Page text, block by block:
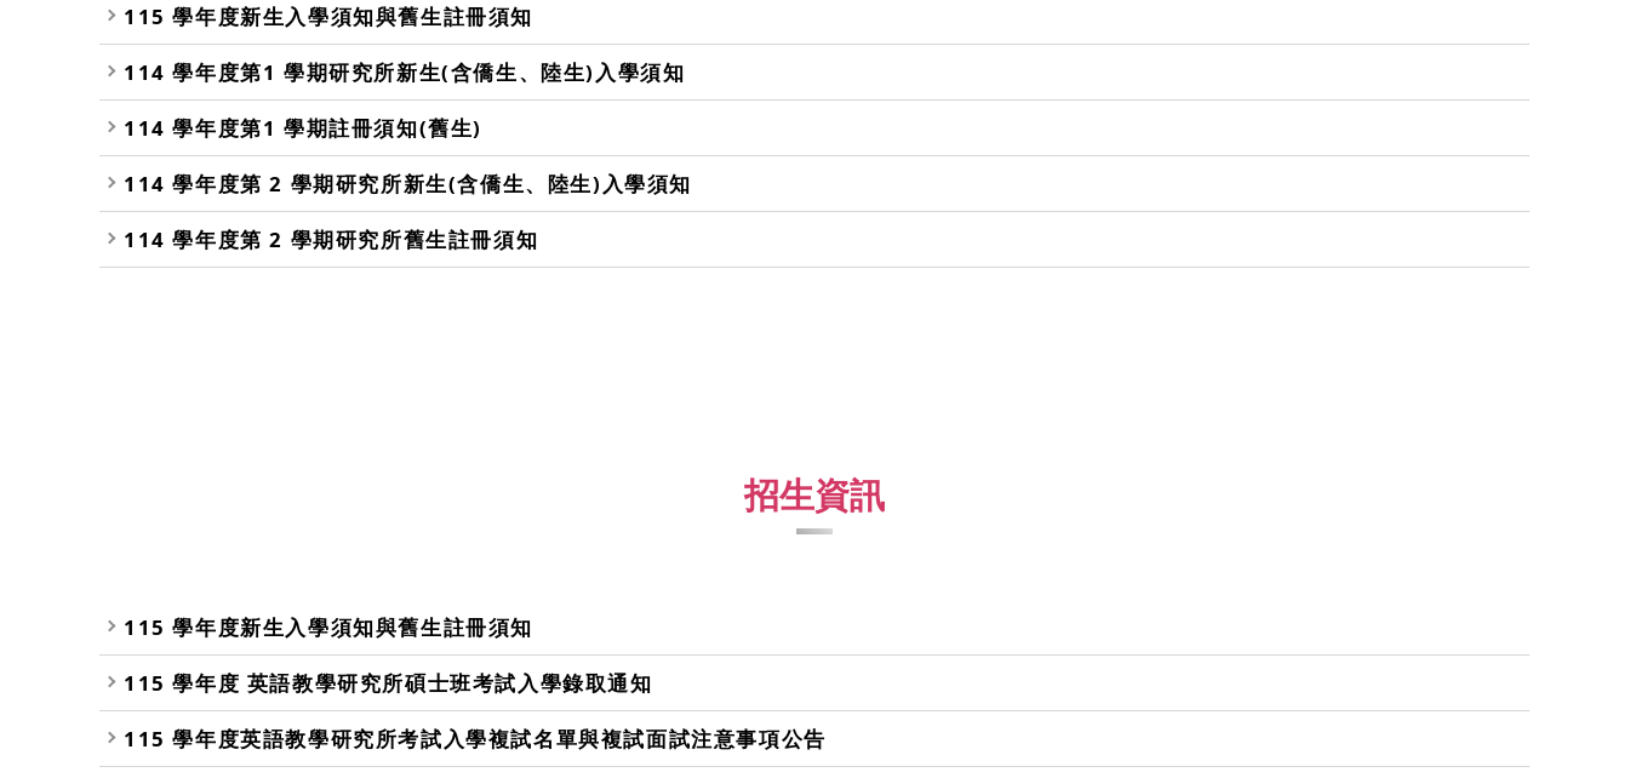
115 學年度新生入學須知與舊生註冊須知
114 學年度第1 學期研究所新生(含僑生、陸生)入學須知
114 學年度第1 學期註冊須知(舊生)
114 學年度第 2 學期研究所新生(含僑生、陸生)入學須知
114 學年度第 2 學期研究所舊生註冊須知
招生資訊
115 學年度新生入學須知與舊生註冊須知
115 學年度 英語教學研究所碩士班考試入學錄取通知
115 學年度英語教學研究所考試入學複試名單與複試面試注意事項公告